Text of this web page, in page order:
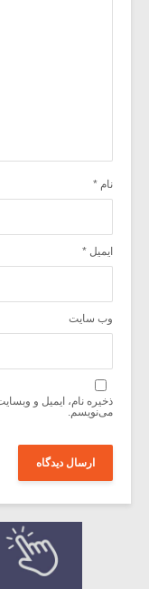
نام *
ایمیل *
وب‌ سایت
ذخیره نام، ایمیل و
می‌نویسم.